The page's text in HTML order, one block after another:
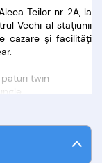
Teilor nr. 2A, la
Vechi al stațiunii
cazare și facilități
twin
extensibilă
de duș.